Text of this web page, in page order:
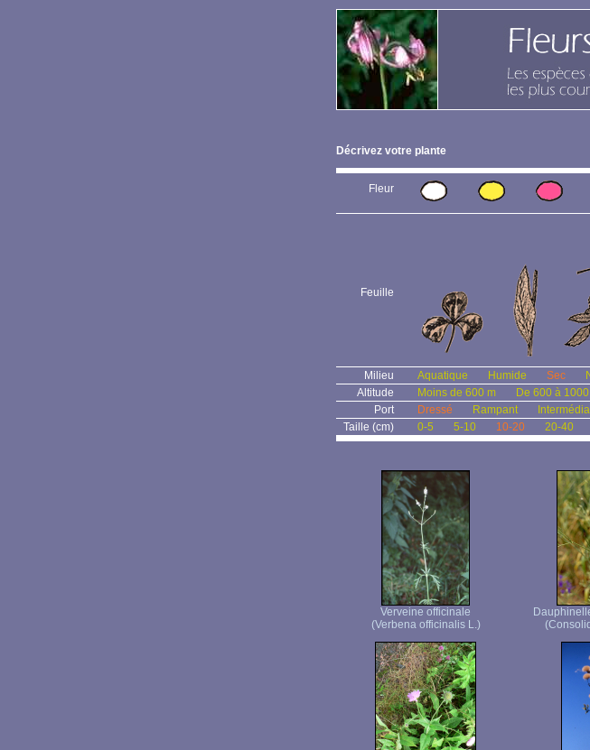
Décrivez votre plante
Fleur
Feuille
Milieu Aquatique Humide Sec
Altitude
Moins de 600 m De 600 à
Port
Dressé Rampant
Taille (cm)
0-5 5-10 10-20 20-40
Verveine officinale
(Verbena officinalis L.)